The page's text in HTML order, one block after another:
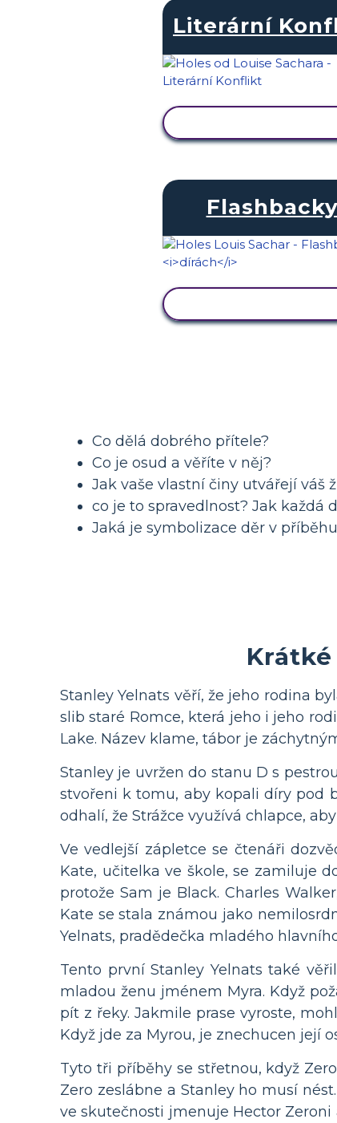
Literární
Flashbacky
Co dělá dobrého přítele?
Co je osud a věříte v něj?
Jak vaše vlastní činy utvářejí váš
co je to spravedlnost? Jak každá
Jaká je symbolizace děr v
Stanley Yelnats věří, že jeho rodina
slib staré Romce, která jeho i jeho
Lake. Název klame, tábor je
Stanley je uvržen do stanu D s
stvořeni k tomu, aby kopali díry pod
odhalí, že Strážce využívá chlapce,
Ve vedlejší zápletce se čtenáři
Kate, učitelka ve škole, se zamiluje
protože Sam je Black. Charles
Kate se stala známou jako
Yelnats, pradědečka mladého
Tento první Stanley Yelnats také
mladou ženu jménem Myra. Když
pít z řeky. Jakmile prase vyroste,
Když jde za Myrou, je znechucen její
Tyto tři příběhy se střetnou, když
Zero zeslábne a Stanley ho musí
ve skutečnosti jmenuje Hector